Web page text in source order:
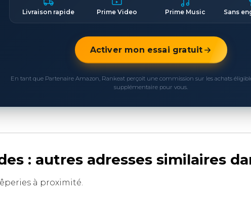
Livraison rapide Prime Video Prime Music Sans
Activer mon essai gratuit
En tant que Partenaire Amazon, Rankeat perçoit une commission sur les achats
supplémentaire pour vous.
: autres adresses similaires
à proximité.